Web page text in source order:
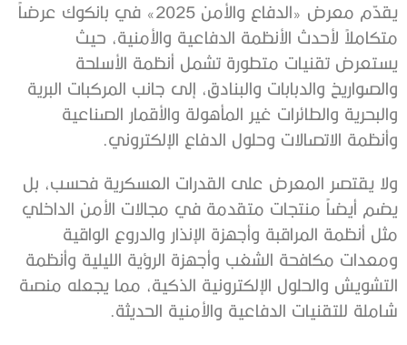
يقدّم معرض «الدفاع والأمن 2025» في بانكوك عرضاً
متكاملاً لأحدث الأنظمة الدفاعية والأمنية، حيث
يستعرض تقنيات متطورة تشمل أنظمة الأسلحة
والصواريخ والدبابات والبنادق، إلى جانب المركبات البرية
والبحرية والطائرات غير المأهولة والأقمار الصناعية
وأنظمة الاتصالات وحلول الدفاع الإلكتروني.
ولا يقتصر المعرض على القدرات العسكرية فحسب، بل
يضم أيضاً منتجات متقدمة في مجالات الأمن الداخلي
مثل أنظمة المراقبة وأجهزة الإنذار والدروع الواقية
ومعدات مكافحة الشغب وأجهزة الرؤية الليلية وأنظمة
التشويش والحلول الإلكترونية الذكية، مما يجعله منصة
شاملة للتقنيات الدفاعية والأمنية الحديثة.